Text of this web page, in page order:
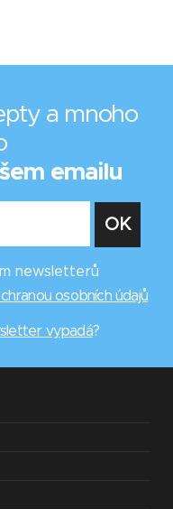
a mnoho
emailu
newsletterů
osobních údajů
vypadá?